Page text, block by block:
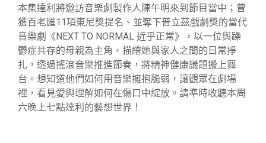
本集達利將邀訪音樂劇製作人陳午明來到節目當中；曾
獲百老匯11項東尼獎提名、並奪下普立茲戲劇獎的當代
音樂劇《NEXT TO NORMAL 近乎正常》，以一位與躁
鬱症共存的母親為主角，描繪她與家人之間的日常掙
扎，透過搖滾音樂推進節奏，將精神健康議題搬上舞
台。想知道他們如何用音樂擁抱脆弱，讓觀眾在劇場
裡，看見愛與理解如何在傷口中綻放。請準時收聽本周
六晚上七點達利的藝想世界！